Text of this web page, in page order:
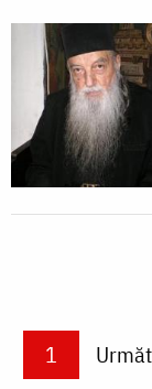
PaginareCurrent
1 Next